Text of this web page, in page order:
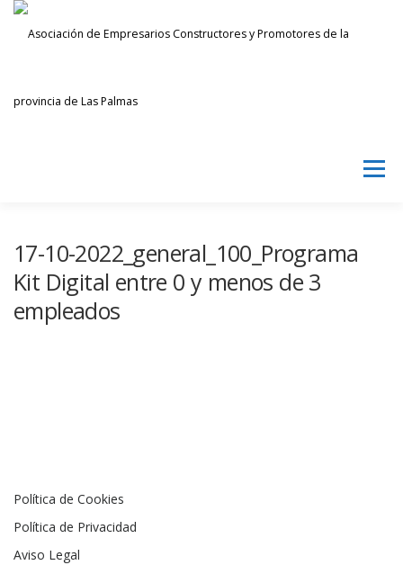
Saltar
Menú
INICIAR SESIÓN
17-10-2022_general_100_Programa
Kit Digital entre 0 y menos de 3
empleados
Política de Cookies
Política de Privacidad
Aviso Legal